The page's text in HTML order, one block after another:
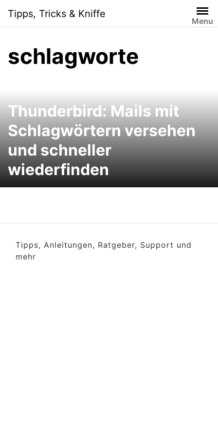
content
Tipps, Tricks & Kniffe
Menu
schlagworte
Thunderbird: Mails mit
Schlagwörtern versehen
und schneller
wiederfinden
Tipps, Anleitungen, Ratgeber, Support und
mehr